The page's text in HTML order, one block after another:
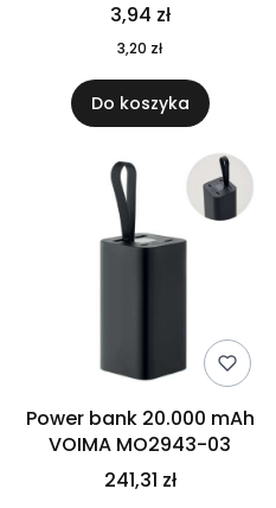
3,94 zł
3,20 zł
Do koszyka
Power bank 20.000 mAh
VOIMA MO2943-03
241,31 zł